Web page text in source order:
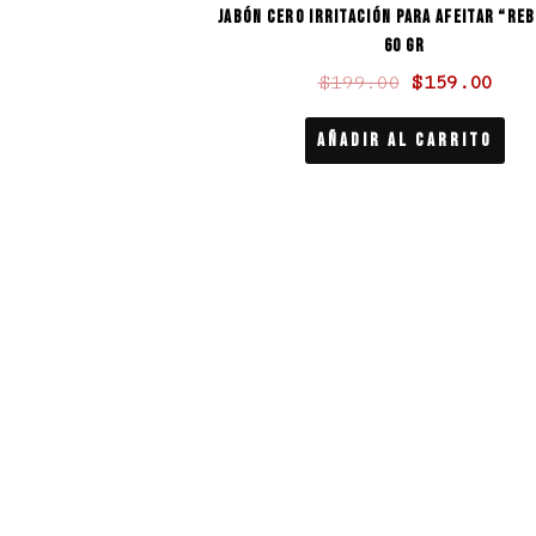
Jabón cero irritación para afeitar
60 gr
$199.00
$199.00.
$159.00
Añadir Al Carrito